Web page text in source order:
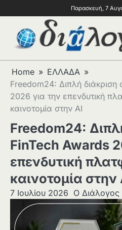
Παρασκευή, 7
Home
ΕΛΛΑΔΑ
Freedom24: Διπλή διάκριση
2026 για την επενδυτική
καινοτομία στην AI
Freedom24:
FinTech Awards
επενδυτική
καινοτομία στην
7 Ιουλίου 2026 Ο Διάλογος